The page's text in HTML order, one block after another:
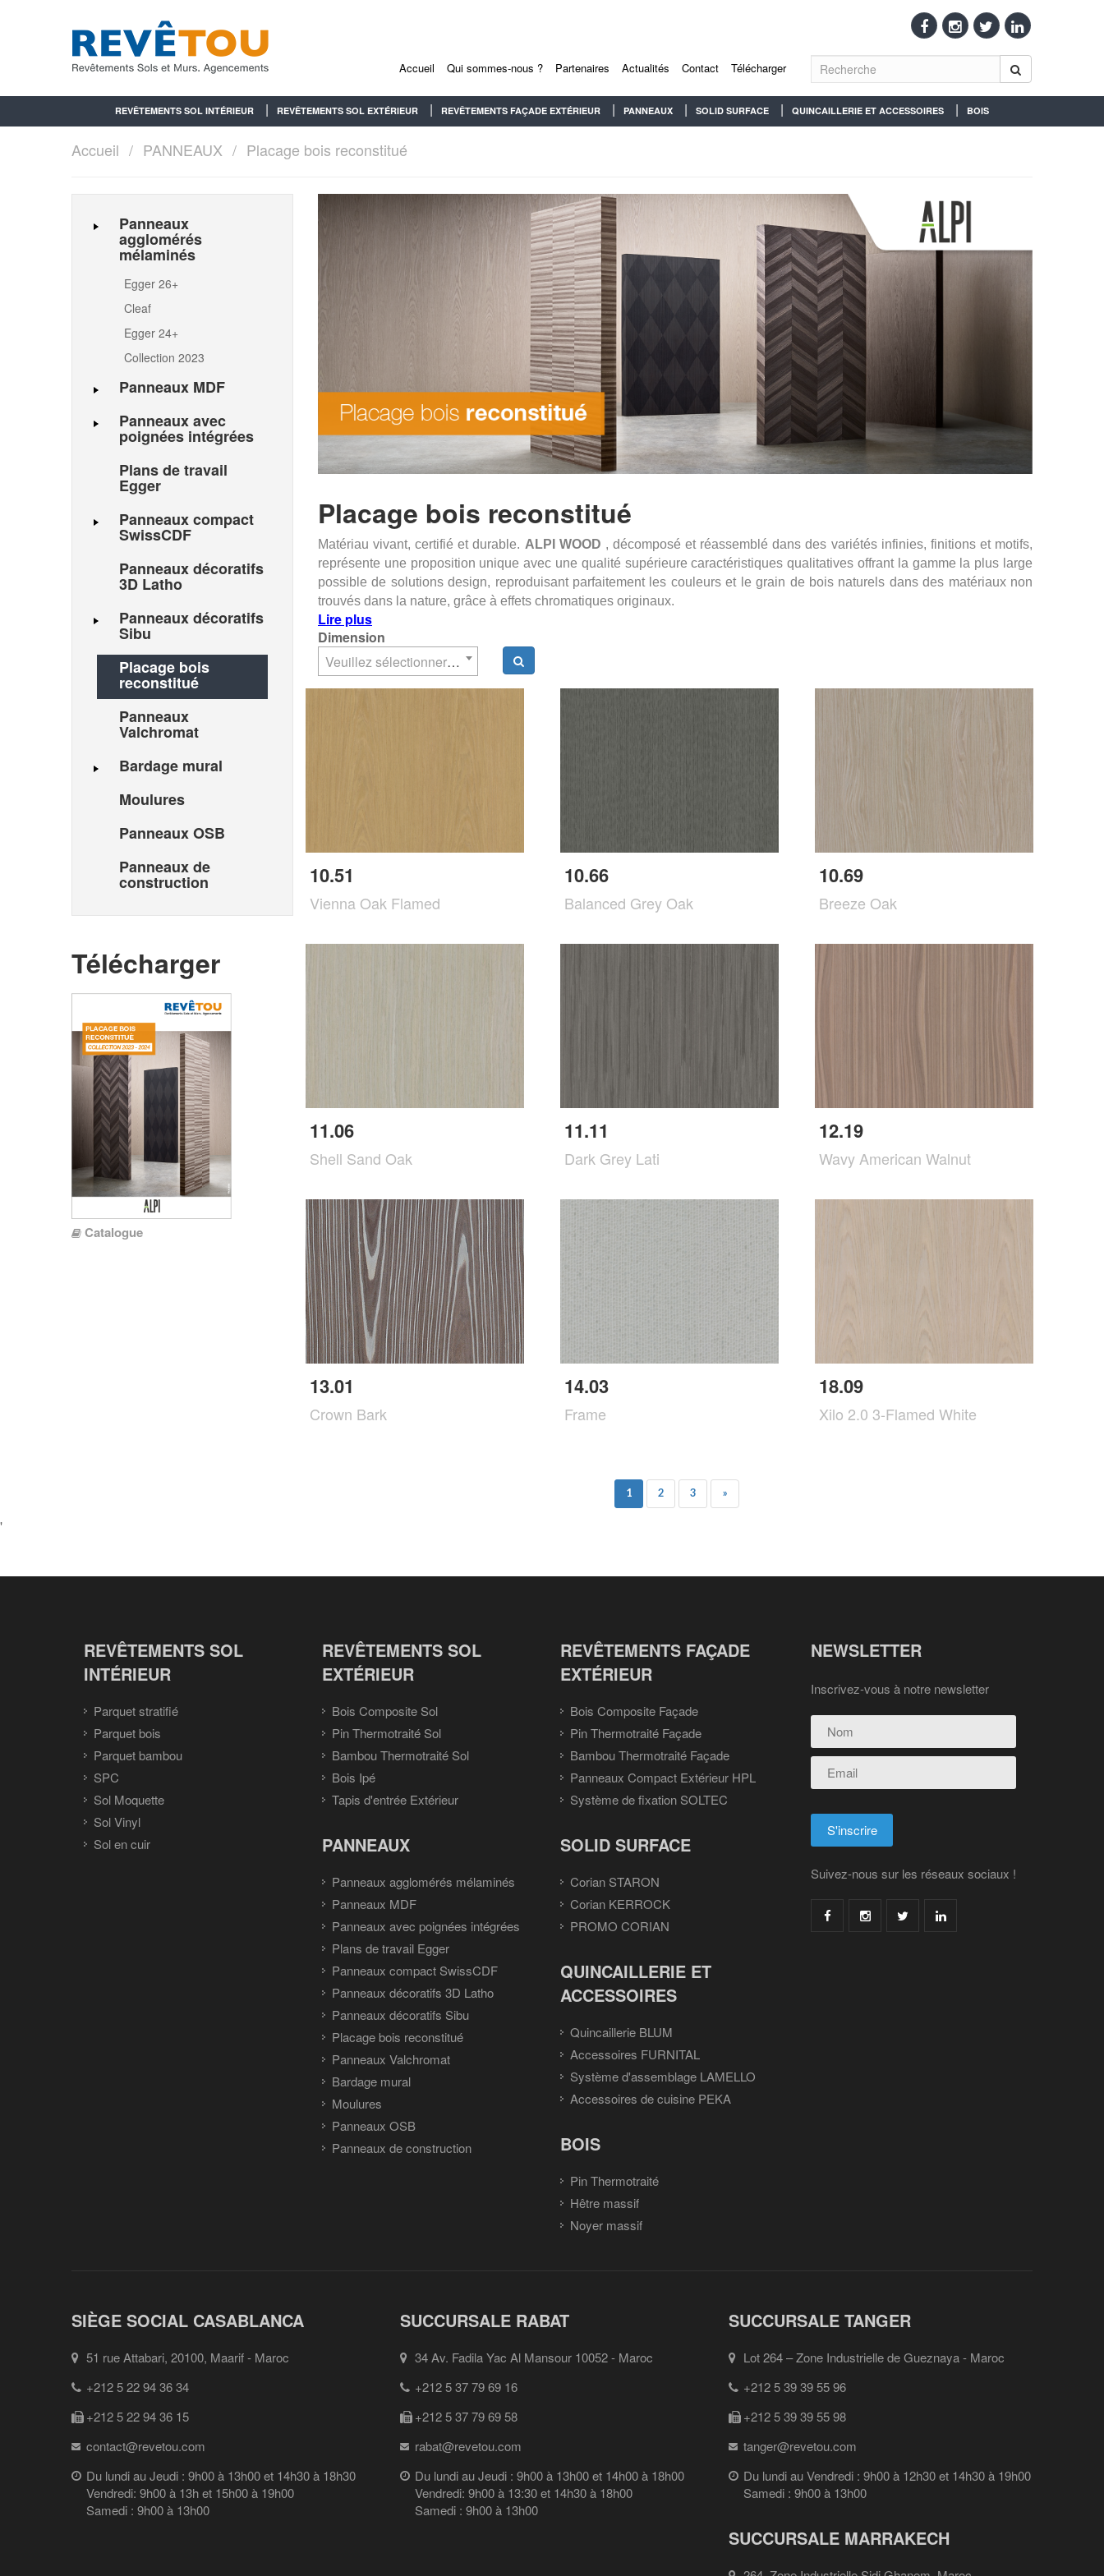
Accueil Qui sommes-nous ? Partenaires Actualités Contact Télécharger
REVÊTEMENTS SOL INTÉRIEUR REVÊTEMENTS SOL EXTÉRIEUR REVÊTEMENTS FAÇADE EXTÉRIEUR PANNEAUX SOLID SURFACE QUINCAILLERIE ET ACCESSOIRES BOIS
Accueil PANNEAUX Placage bois reconstitué
Panneaux
agglomérés
mélaminés
Egger 26+
Cleaf
Egger 24+
Collection 2023
Panneaux MDF
Panneaux avec
poignées intégrées
Plans de travail
Egger
Panneaux compact
SwissCDF
Panneaux décoratifs
3D Latho
Panneaux décoratifs
Sibu
Placage bois
reconstitué
Panneaux
Valchromat
Bardage mural
Moulures
Panneaux OSB
Panneaux de
construction
Télécharger
Catalogue
Placage bois reconstitué
Matériau vivant, certifié et durable. ALPI WOOD , décomposé et réassemblé dans des variétés infinies, finitions et motifs,
représente une proposition unique avec une qualité supérieure caractéristiques qualitatives offrant la gamme la plus large
possible de solutions design, reproduisant parfaitement les couleurs et le grain de bois naturels dans des matériaux non
trouvés dans la nature, grâce à effets chromatiques originaux.
Lire plus
Dimension
Veuillez sélectionner un élément
10.51
Vienna Oak Flamed
10.66
Balanced Grey Oak
10.69
Breeze Oak
11.06
Shell Sand Oak
11.11
Dark Grey Lati
12.19
Wavy American Walnut
13.01
Crown Bark
14.03
Frame
18.09
Xilo 2.0 3-Flamed White
1 2 3 »
'
REVÊTEMENTS SOL
INTÉRIEUR
Parquet stratifié
Parquet bois
Parquet bambou
SPC
Sol Moquette
Sol Vinyl
Sol en cuir
REVÊTEMENTS SOL
EXTÉRIEUR
Bois Composite Sol
Pin Thermotraité Sol
Bambou Thermotraité Sol
Bois Ipé
Tapis d'entrée Extérieur
REVÊTEMENTS FAÇADE
EXTÉRIEUR
Bois Composite Façade
Pin Thermotraité Façade
Bambou Thermotraité Façade
Panneaux Compact Extérieur HPL
Système de fixation SOLTEC
PANNEAUX
Panneaux agglomérés mélaminés
Panneaux MDF
Panneaux avec poignées intégrées
Plans de travail Egger
Panneaux compact SwissCDF
Panneaux décoratifs 3D Latho
Panneaux décoratifs Sibu
Placage bois reconstitué
Panneaux Valchromat
Bardage mural
Moulures
Panneaux OSB
Panneaux de construction
SOLID SURFACE
Corian STARON
Corian KERROCK
PROMO CORIAN
QUINCAILLERIE ET
ACCESSOIRES
Quincaillerie BLUM
Accessoires FURNITAL
Système d'assemblage LAMELLO
Accessoires de cuisine PEKA
BOIS
Pin Thermotraité
Hêtre massif
Noyer massif
NEWSLETTER
Inscrivez-vous à notre newsletter
Suivez-nous sur les réseaux sociaux !
SIÈGE SOCIAL CASABLANCA
51 rue Attabari, 20100, Maarif - Maroc
+212 5 22 94 36 34
+212 5 22 94 36 15
contact@revetou.com
Du lundi au Jeudi : 9h00 à 13h00 et 14h30 à 18h30
Vendredi: 9h00 à 13h et 15h00 à 19h00
Samedi : 9h00 à 13h00
SUCCURSALE RABAT
34 Av. Fadila Yac Al Mansour 10052 - Maroc
+212 5 37 79 69 16
+212 5 37 79 69 58
rabat@revetou.com
Du lundi au Jeudi : 9h00 à 13h00 et 14h00 à 18h00
Vendredi: 9h00 à 13:30 et 14h30 à 18h00
Samedi : 9h00 à 13h00
SUCCURSALE TANGER
Lot 264 – Zone Industrielle de Gueznaya - Maroc
+212 5 39 39 55 96
+212 5 39 39 55 98
tanger@revetou.com
Du lundi au Vendredi : 9h00 à 12h30 et 14h30 à 19h00
Samedi : 9h00 à 13h00
SUCCURSALE MARRAKECH